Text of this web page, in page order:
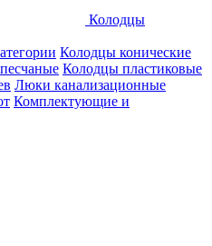
Колодцы
Колодцы конические
Колодцы пластиковые
Люки канализационные
Комплектующие и